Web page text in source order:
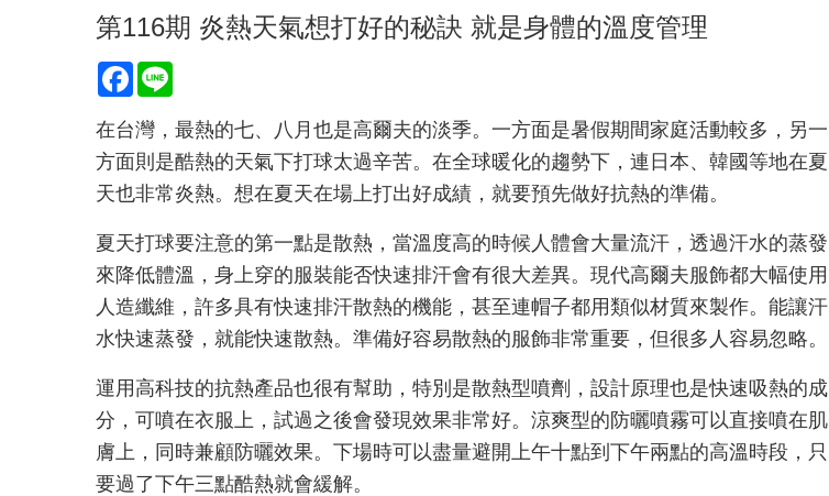
第116期 炎熱天氣想打好的秘訣 就是身體的溫度管理
Facebook
在台灣，最熱的七、八月也是高爾夫的淡季。一方面是暑假期間家庭活動較多，另一
方面則是酷熱的天氣下打球太過辛苦。在全球暖化的趨勢下，連日本、韓國等地在夏
天也非常炎熱。想在夏天在場上打出好成績，就要預先做好抗熱的準備。
夏天打球要注意的第一點是散熱，當溫度高的時候人體會大量流汗，透過汗水的蒸發
來降低體溫，身上穿的服裝能否快速排汗會有很大差異。現代高爾夫服飾都大幅使用
人造纖維，許多具有快速排汗散熱的機能，甚至連帽子都用類似材質來製作。能讓汗
水快速蒸發，就能快速散熱。準備好容易散熱的服飾非常重要，但很多人容易忽略。
運用高科技的抗熱產品也很有幫助，特別是散熱型噴劑，設計原理也是快速吸熱的成
分，可噴在衣服上，試過之後會發現效果非常好。涼爽型的防曬噴霧可以直接噴在肌
膚上，同時兼顧防曬效果。下場時可以盡量避開上午十點到下午兩點的高溫時段，只
要過了下午三點酷熱就會緩解。